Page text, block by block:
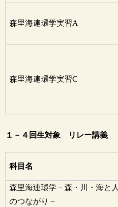
森里海連環学実習A
森里海連環学実習C
１－４回生対象 リレー講義
科目名
森里海連環学－森・川・海と人
のつながり－